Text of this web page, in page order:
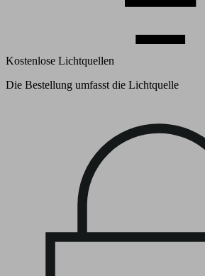
Kostenlose Lichtquellen
Die Bestellung umfasst die Lichtquelle